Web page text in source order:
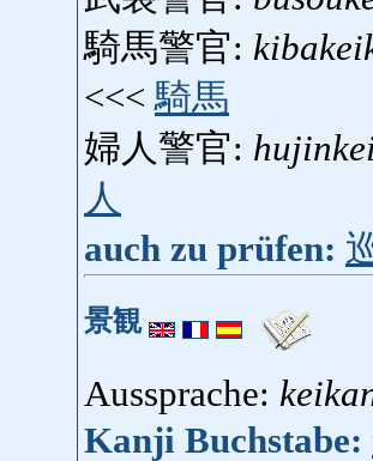
騎馬警官:
<<<騎馬
婦人警官:
人
auch zu prüfen:
景観
Aussprache:
Kanji Buchstabe: